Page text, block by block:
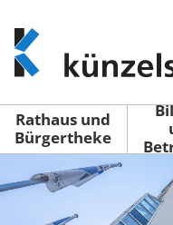
www.kuenzelsau.de
(zur
Startseite)
Rathaus und
Bürgertheke